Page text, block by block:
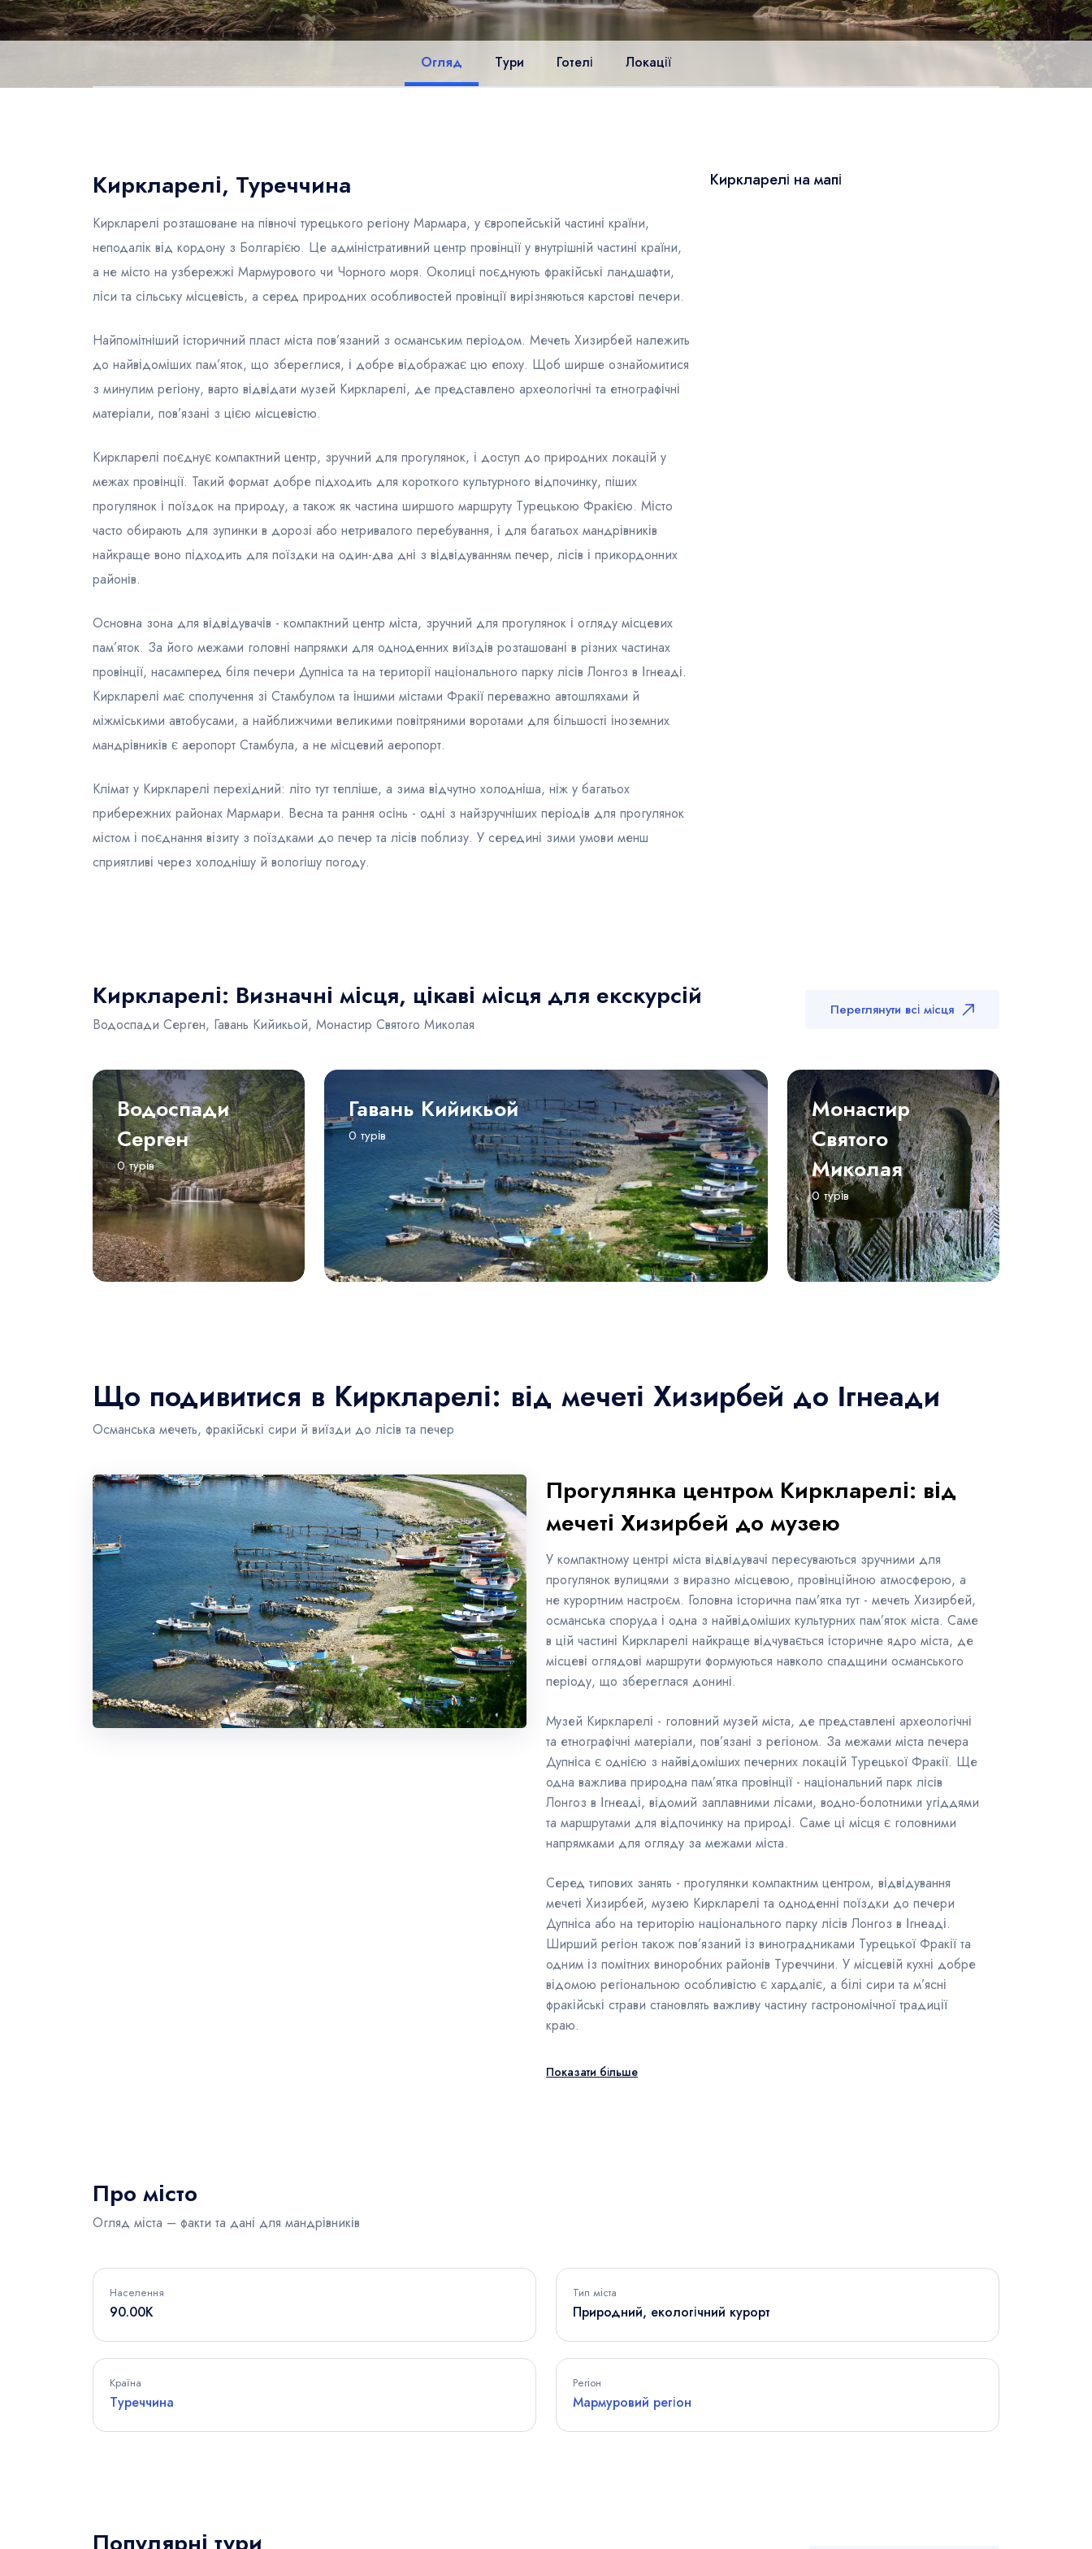
Огляд Тури Готелі Локації
Киркларелі, Туреччина
Киркларелі розташоване на півночі турецького регіону Мармара, у європейській частині країни,
неподалік від кордону з Болгарією. Це адміністративний центр провінції у внутрішній частині країни,
а не місто на узбережжі Мармурового чи Чорного моря. Околиці поєднують фракійські ландшафти,
ліси та сільську місцевість, а серед природних особливостей провінції вирізняються карстові печери.
Найпомітніший історичний пласт міста пов’язаний з османським періодом. Мечеть Хизирбей належить
до найвідоміших пам’яток, що збереглися, і добре відображає цю епоху. Щоб ширше ознайомитися
з минулим регіону, варто відвідати музей Киркларелі, де представлено археологічні та етнографічні
матеріали, пов’язані з цією місцевістю.
Киркларелі поєднує компактний центр, зручний для прогулянок, і доступ до природних локацій у
межах провінції. Такий формат добре підходить для короткого культурного відпочинку, піших
прогулянок і поїздок на природу, а також як частина ширшого маршруту Турецькою Фракією. Місто
часто обирають для зупинки в дорозі або нетривалого перебування, і для багатьох мандрівників
найкраще воно підходить для поїздки на один-два дні з відвідуванням печер, лісів і прикордонних
районів.
Основна зона для відвідувачів - компактний центр міста, зручний для прогулянок і огляду місцевих
пам’яток. За його межами головні напрямки для одноденних виїздів розташовані в різних частинах
провінції, насамперед біля печери Дупніса та на території національного парку лісів Лонгоз в Ігнеаді.
Киркларелі має сполучення зі Стамбулом та іншими містами Фракії переважно автошляхами й
міжміськими автобусами, а найближчими великими повітряними воротами для більшості іноземних
мандрівників є аеропорт Стамбула, а не місцевий аеропорт.
Клімат у Киркларелі перехідний: літо тут тепліше, а зима відчутно холодніша, ніж у багатьох
прибережних районах Мармари. Весна та рання осінь - одні з найзручніших періодів для прогулянок
містом і поєднання візиту з поїздками до печер та лісів поблизу. У середині зими умови менш
сприятливі через холоднішу й вологішу погоду.
Киркларелі на мапі
Киркларелі: Визначні місця, цікаві місця для екскурсій
Водоспади Серген, Гавань Кийикьой, Монастир Святого Миколая
Переглянути всі місця
Водоспади
Серген
0 турів
Гавань Кийикьой
0 турів
Монастир
Святого
Миколая
0 турів
Що подивитися в Киркларелі: від мечеті Хизирбей до Ігнеади
Османська мечеть, фракійські сири й виїзди до лісів та печер
Прогулянка центром Киркларелі: від
мечеті Хизирбей до музею
У компактному центрі міста відвідувачі пересуваються зручними для
прогулянок вулицями з виразно місцевою, провінційною атмосферою, а
не курортним настроєм. Головна історична пам’ятка тут - мечеть Хизирбей,
османська споруда і одна з найвідоміших культурних пам’яток міста. Саме
в цій частині Киркларелі найкраще відчувається історичне ядро міста, де
місцеві оглядові маршрути формуються навколо спадщини османського
періоду, що збереглася донині.
Музей Киркларелі - головний музей міста, де представлені археологічні
та етнографічні матеріали, пов’язані з регіоном. За межами міста печера
Дупніса є однією з найвідоміших печерних локацій Турецької Фракії. Ще
одна важлива природна пам’ятка провінції - національний парк лісів
Лонгоз в Ігнеаді, відомий заплавними лісами, водно-болотними угіддями
та маршрутами для відпочинку на природі. Саме ці місця є головними
напрямками для огляду за межами міста.
Серед типових занять - прогулянки компактним центром, відвідування
мечеті Хизирбей, музею Киркларелі та одноденні поїздки до печери
Дупніса або на територію національного парку лісів Лонгоз в Ігнеаді.
Ширший регіон також пов’язаний із виноградниками Турецької Фракії та
одним із помітних виноробних районів Туреччини. У місцевій кухні добре
відомою регіональною особливістю є хардаліє, а білі сири та м’ясні
фракійські страви становлять важливу частину гастрономічної традиції
краю.
Показати більше
Про місто
Огляд міста – факти та дані для мандрівників
Населення
90.00K
Тип міста
Природний, екологічний курорт
Країна
Туреччина
Регіон
Мармуровий регіон